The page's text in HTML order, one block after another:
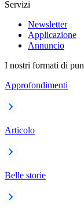
Servizi
Newsletter
Applicazione
Annuncio
I nostri formati di
Approfondimenti
Articolo
Belle storie